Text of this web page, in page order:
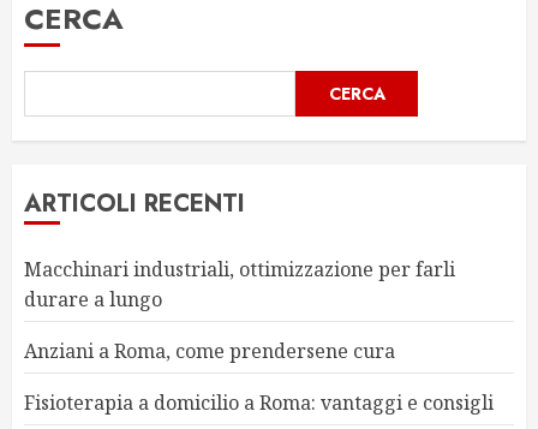
CERCA
CERCA
ARTICOLI RECENTI
Macchinari industriali, ottimizzazione per farli
durare a lungo
Anziani a Roma, come prendersene cura
Fisioterapia a domicilio a Roma: vantaggi e consigli